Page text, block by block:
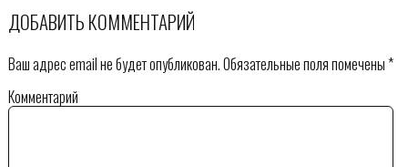
ДОБАВИТЬ КОММЕНТАРИЙ
Ваш адрес email не будет опубликован.Обязательные поля помечены*
Комментарий